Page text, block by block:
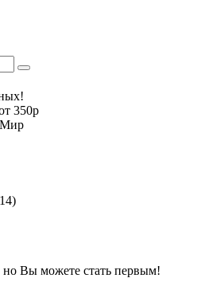
350р
Мир
но Вы можете стать первым!